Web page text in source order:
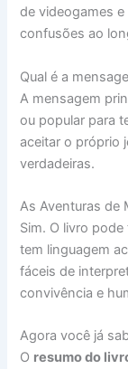
de videogames
confusões ao
Qual é a
A mensagem
ou popular para
aceitar o próprio
verdadeiras.
As Aventuras de
Sim. O livro
tem linguagem
fáceis de
convivência e
Agora você já
O resumo do